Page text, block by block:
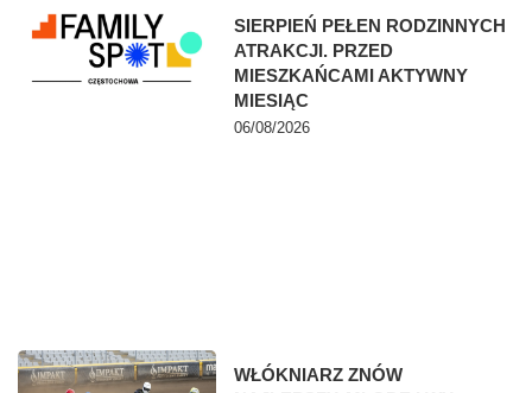
SIERPIEŃ PEŁEN RODZINNYCH
ATRAKCJI. PRZED
MIESZKAŃCAMI AKTYWNY
MIESIĄC
06/08/2026
WŁÓKNIARZ ZNÓW